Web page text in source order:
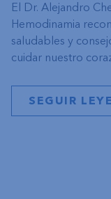
El Dr. Alejandro
Hemodinamia
saludables y
cuidar nuestro
SEGUIR